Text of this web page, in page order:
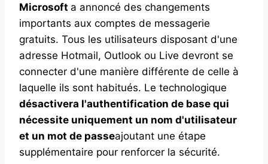
Microsoft a annoncé des changements
importants aux comptes de messagerie
gratuits. Tous les utilisateurs disposant d'une
adresse Hotmail, Outlook ou Live devront se
connecter d'une manière différente de celle à
laquelle ils sont habitués. Le technologique
désactivera l'authentification de base qui
nécessite uniquement un nom d'utilisateur
et un mot de passeajoutant une étape
supplémentaire pour renforcer la sécurité.